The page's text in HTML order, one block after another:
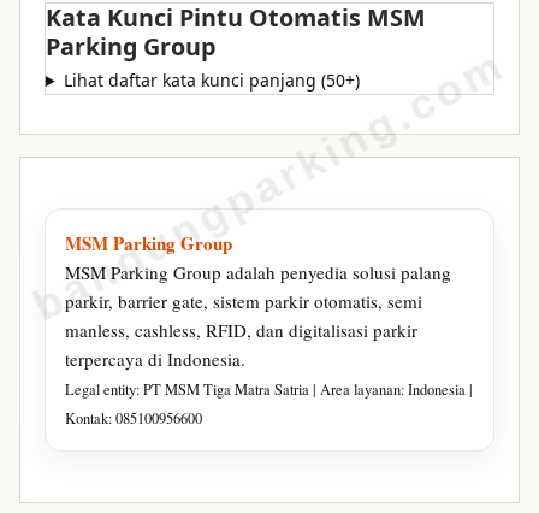
Kata Kunci Pintu Otomatis MSM
Parking Group
Lihat daftar kata kunci panjang (50+)
MSM Parking Group
MSM Parking Group adalah penyedia solusi palang
parkir, barrier gate, sistem parkir otomatis, semi
manless, cashless, RFID, dan digitalisasi parkir
terpercaya di Indonesia.
Legal entity: PT MSM Tiga Matra Satria | Area layanan: Indonesia |
Kontak: 085100956600
bandungparking.com